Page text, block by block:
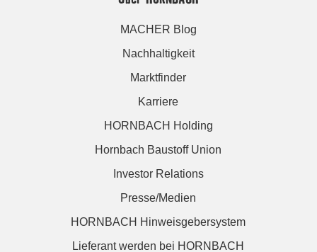
MACHER Blog
Nachhaltigkeit
Marktfinder
Karriere
HORNBACH Holding
Hornbach Baustoff Union
Investor Relations
Presse/Medien
HORNBACH Hinweisgebersystem
Lieferant werden bei HORNBACH